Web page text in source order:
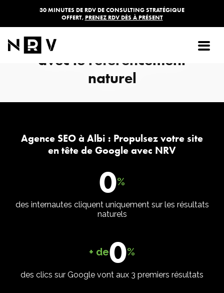
30 MINUTES DE RDV DE CONSULTING STRATÉGIQUE
OFFERT, PRENEZ RDV DÈS À PRÉSENT
Agence SEO Albi : Propulsez
votre site en tête de Google
avec le référencement
naturel
Agence SEO à Albi : Propulsez votre site
en tête de Google avec NRV
0%
des internautes cliquent uniquement sur les résultats
naturels
+ de0%
des clics sur Google vont aux 3 premiers résultats